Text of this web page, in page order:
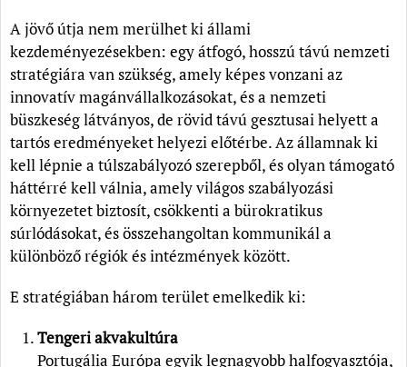
A jövő útja nem merülhet ki állami
kezdeményezésekben: egy átfogó, hosszú távú nemzeti
stratégiára van szükség, amely képes vonzani az
innovatív magánvállalkozásokat, és a nemzeti
büszkeség látványos, de rövid távú gesztusai helyett a
tartós eredményeket helyezi előtérbe. Az államnak ki
kell lépnie a túlszabályozó szerepből, és olyan támogató
háttérré kell válnia, amely világos szabályozási
környezetet biztosít, csökkenti a bürokratikus
súrlódásokat, és összehangoltan kommunikál a
különböző régiók és intézmények között.
E stratégiában három terület emelkedik ki:
Tengeri akvakultúra
Portugália Európa egyik legnagyobb halfogyasztója,